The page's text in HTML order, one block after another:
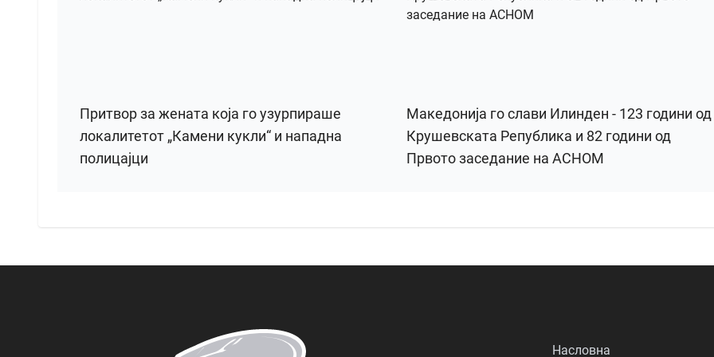
Притвор за жената која го узурпираше
локалитетот „Камени кукли“ и нападна
полицајци
Македонија го слави Илинден - 123 години од
Крушевската Република и 82 години од
Првото заседание на АСНОМ
Насловна